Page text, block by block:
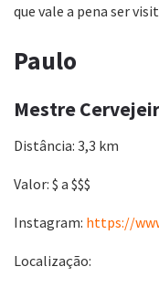
que vale a pena ser
Paulo
Mestre
Distância: 3,3 km
Valor: $ a $$$
Instagram: https://
Localização: